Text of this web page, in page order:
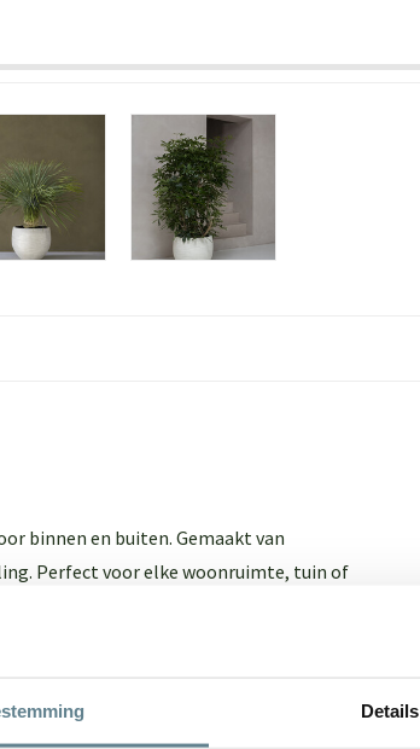
Details
binnen en buiten. Gemaakt van
Perfect voor elke woonruimte, tuin of
design met hoogwaardige
van duurzaam materiaal met een luxe
van planten in huis, tuin of op het